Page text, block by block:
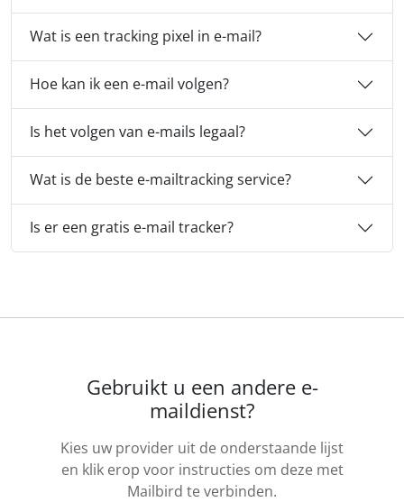
Wat is een tracking pixel in e-mail?
Hoe kan ik een e-mail volgen?
Is het volgen van e-mails legaal?
Wat is de beste e-mailtracking service?
Is er een gratis e-mail tracker?
Gebruikt u een andere e-
maildienst?
Kies uw provider uit de onderstaande lijst
en klik erop voor instructies om deze met
Mailbird te verbinden.